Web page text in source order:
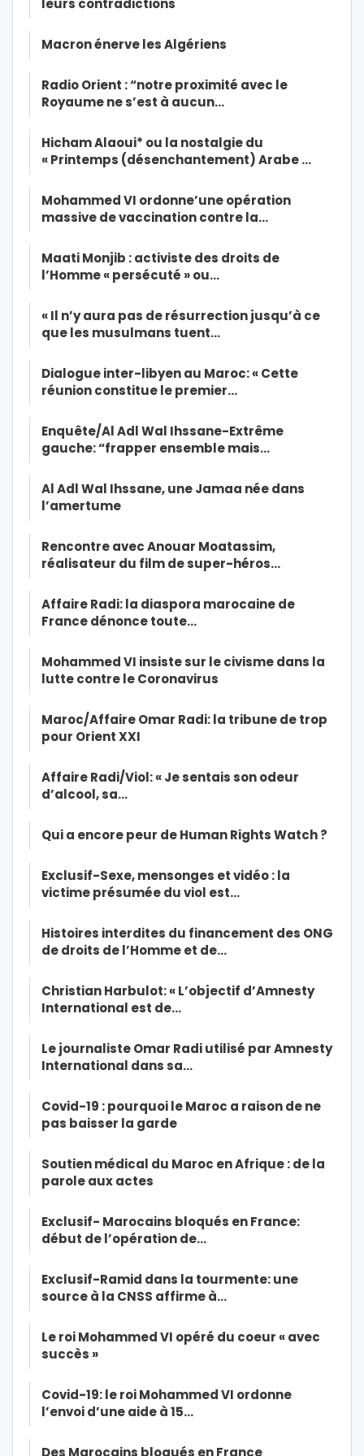
leurs contradictions
Macron énerve les Algériens
Radio Orient : “notre proximité avec le
Royaume ne s’est à aucun…
Hicham Alaoui* ou la nostalgie du
« Printemps (désenchantement) Arabe …
Mohammed VI ordonne’une opération
massive de vaccination contre la…
Maati Monjib : activiste des droits de
l’Homme « persécuté » ou…
« Il n’y aura pas de résurrection jusqu’à ce
que les musulmans tuent…
Dialogue inter-libyen au Maroc: « Cette
réunion constitue le premier…
Enquête/Al Adl Wal Ihssane-Extrême
gauche: “frapper ensemble mais…
Al Adl Wal Ihssane, une Jamaa née dans
l’amertume
Rencontre avec Anouar Moatassim,
réalisateur du film de super-héros…
Affaire Radi: la diaspora marocaine de
France dénonce toute…
Mohammed VI insiste sur le civisme dans la
lutte contre le Coronavirus
Maroc/Affaire Omar Radi: la tribune de trop
pour Orient XXI
Affaire Radi/Viol: « Je sentais son odeur
d’alcool, sa…
Qui a encore peur de Human Rights Watch ?
Exclusif-Sexe, mensonges et vidéo : la
victime présumée du viol est…
Histoires interdites du financement des ONG
de droits de l’Homme et de…
Christian Harbulot: « L’objectif d’Amnesty
International est de…
Le journaliste Omar Radi utilisé par Amnesty
International dans sa…
Covid-19 : pourquoi le Maroc a raison de ne
pas baisser la garde
Soutien médical du Maroc en Afrique : de la
parole aux actes
Exclusif- Marocains bloqués en France:
début de l’opération de…
Exclusif-Ramid dans la tourmente: une
source à la CNSS affirme à…
Le roi Mohammed VI opéré du coeur « avec
succès »
Covid-19: le roi Mohammed VI ordonne
l’envoi d’une aide à 15…